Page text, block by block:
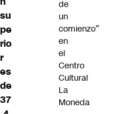
su
pe
rio
r
es
de
37
de
un
comienzo”
en
el
Centro
Cultural
La
Moneda